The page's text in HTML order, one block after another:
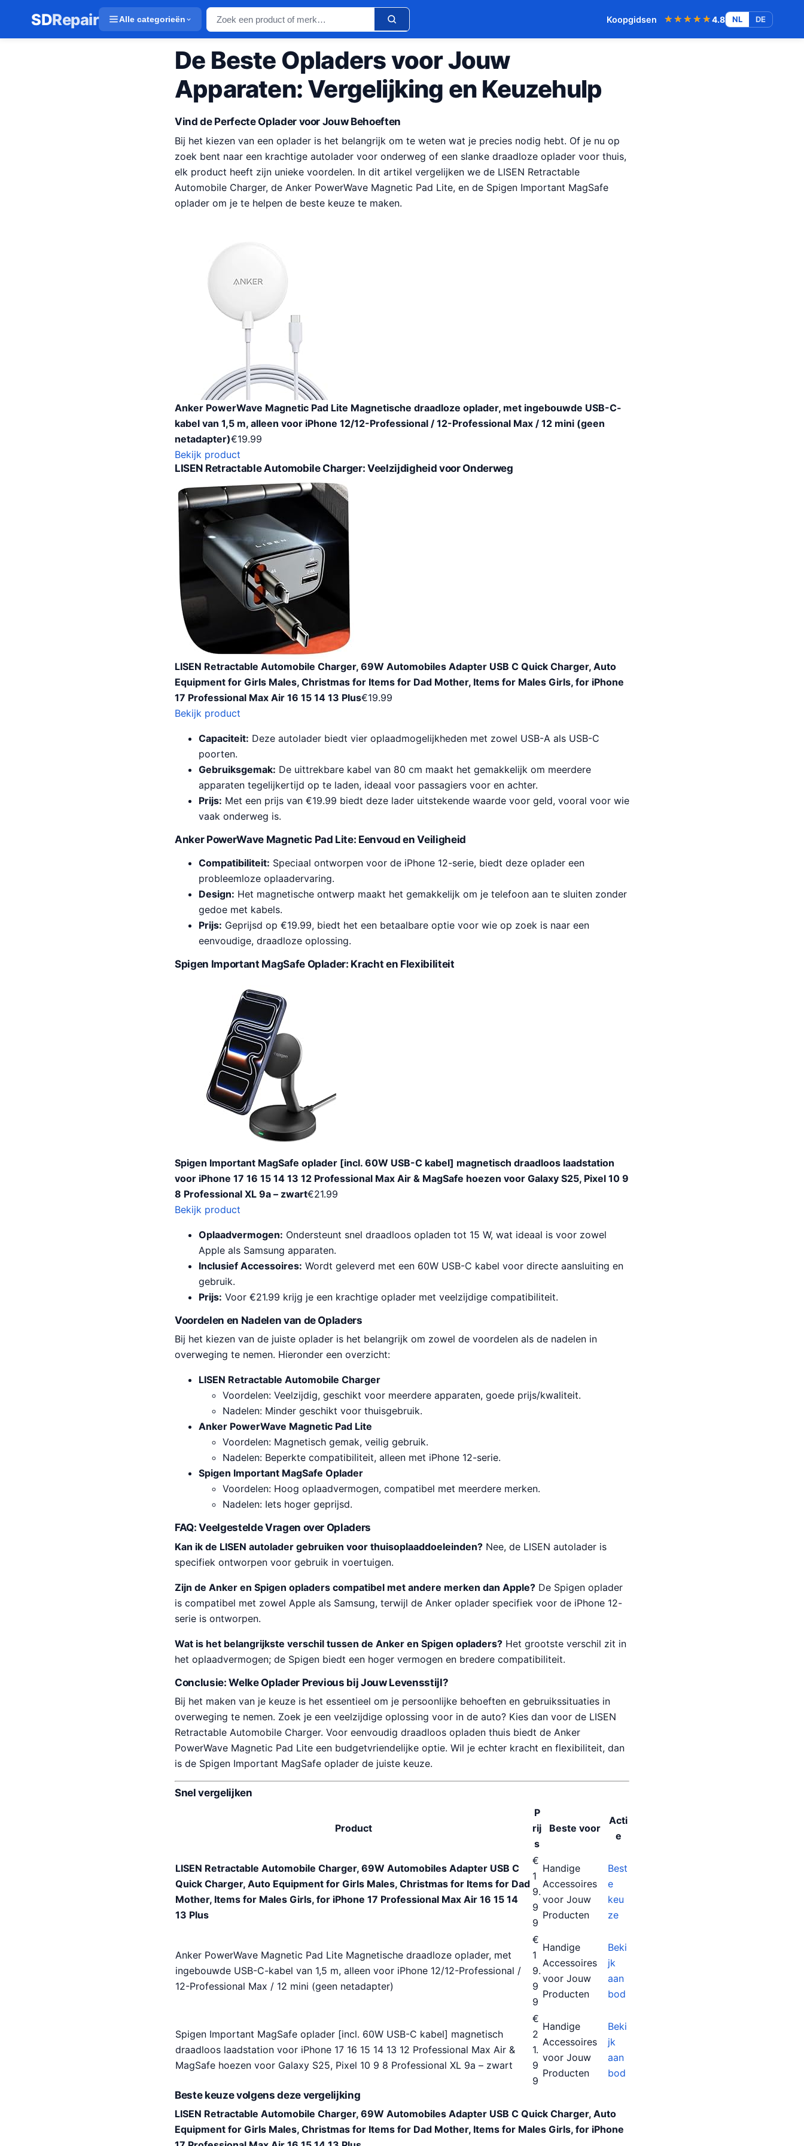
SDRepair Alle categorieën Koopgidsen ★★★★★
★★★★★4.8 NL DE
De Beste Opladers voor Jouw
Apparaten: Vergelijking en Keuzehulp
Vind de Perfecte Oplader voor Jouw Behoeften
Bij het kiezen van een oplader is het belangrijk om te weten wat je precies nodig hebt. Of je nu op
zoek bent naar een krachtige autolader voor onderweg of een slanke draadloze oplader voor thuis,
elk product heeft zijn unieke voordelen. In dit artikel vergelijken we de LISEN Retractable
Automobile Charger, de Anker PowerWave Magnetic Pad Lite, en de Spigen Important MagSafe
oplader om je te helpen de beste keuze te maken.
Anker PowerWave Magnetic Pad Lite Magnetische draadloze oplader, met ingebouwde USB-C-
kabel van 1,5 m, alleen voor iPhone 12/12-Professional / 12-Professional Max / 12 mini (geen
netadapter)€19.99
Bekijk product
LISEN Retractable Automobile Charger: Veelzijdigheid voor Onderweg
LISEN Retractable Automobile Charger, 69W Automobiles Adapter USB C Quick Charger, Auto
Equipment for Girls Males, Christmas for Items for Dad Mother, Items for Males Girls, for iPhone
17 Professional Max Air 16 15 14 13 Plus€19.99
Bekijk product
Capaciteit: Deze autolader biedt vier oplaadmogelijkheden met zowel USB-A als USB-C
poorten.
Gebruiksgemak: De uittrekbare kabel van 80 cm maakt het gemakkelijk om meerdere
apparaten tegelijkertijd op te laden, ideaal voor passagiers voor en achter.
Prijs: Met een prijs van €19.99 biedt deze lader uitstekende waarde voor geld, vooral voor wie
vaak onderweg is.
Anker PowerWave Magnetic Pad Lite: Eenvoud en Veiligheid
Compatibiliteit: Speciaal ontworpen voor de iPhone 12-serie, biedt deze oplader een
probleemloze oplaadervaring.
Design: Het magnetische ontwerp maakt het gemakkelijk om je telefoon aan te sluiten zonder
gedoe met kabels.
Prijs: Geprijsd op €19.99, biedt het een betaalbare optie voor wie op zoek is naar een
eenvoudige, draadloze oplossing.
Spigen Important MagSafe Oplader: Kracht en Flexibiliteit
Spigen Important MagSafe oplader [incl. 60W USB-C kabel] magnetisch draadloos laadstation
voor iPhone 17 16 15 14 13 12 Professional Max Air & MagSafe hoezen voor Galaxy S25, Pixel 10 9
8 Professional XL 9a – zwart€21.99
Bekijk product
Oplaadvermogen: Ondersteunt snel draadloos opladen tot 15 W, wat ideaal is voor zowel
Apple als Samsung apparaten.
Inclusief Accessoires: Wordt geleverd met een 60W USB-C kabel voor directe aansluiting en
gebruik.
Prijs: Voor €21.99 krijg je een krachtige oplader met veelzijdige compatibiliteit.
Voordelen en Nadelen van de Opladers
Bij het kiezen van de juiste oplader is het belangrijk om zowel de voordelen als de nadelen in
overweging te nemen. Hieronder een overzicht:
LISEN Retractable Automobile Charger
Voordelen: Veelzijdig, geschikt voor meerdere apparaten, goede prijs/kwaliteit.
Nadelen: Minder geschikt voor thuisgebruik.
Anker PowerWave Magnetic Pad Lite
Voordelen: Magnetisch gemak, veilig gebruik.
Nadelen: Beperkte compatibiliteit, alleen met iPhone 12-serie.
Spigen Important MagSafe Oplader
Voordelen: Hoog oplaadvermogen, compatibel met meerdere merken.
Nadelen: Iets hoger geprijsd.
FAQ: Veelgestelde Vragen over Opladers
Kan ik de LISEN autolader gebruiken voor thuisoplaaddoeleinden? Nee, de LISEN autolader is
specifiek ontworpen voor gebruik in voertuigen.
Zijn de Anker en Spigen opladers compatibel met andere merken dan Apple? De Spigen oplader
is compatibel met zowel Apple als Samsung, terwijl de Anker oplader specifiek voor de iPhone 12-
serie is ontworpen.
Wat is het belangrijkste verschil tussen de Anker en Spigen opladers? Het grootste verschil zit in
het oplaadvermogen; de Spigen biedt een hoger vermogen en bredere compatibiliteit.
Conclusie: Welke Oplader Previous bij Jouw Levensstijl?
Bij het maken van je keuze is het essentieel om je persoonlijke behoeften en gebruikssituaties in
overweging te nemen. Zoek je een veelzijdige oplossing voor in de auto? Kies dan voor de LISEN
Retractable Automobile Charger. Voor eenvoudig draadloos opladen thuis biedt de Anker
PowerWave Magnetic Pad Lite een budgetvriendelijke optie. Wil je echter kracht en flexibiliteit, dan
is de Spigen Important MagSafe oplader de juiste keuze.
Snel vergelijken
Product
P
rij
s
Beste voor
Acti
e
LISEN Retractable Automobile Charger, 69W Automobiles Adapter USB C
Quick Charger, Auto Equipment for Girls Males, Christmas for Items for Dad
Mother, Items for Males Girls, for iPhone 17 Professional Max Air 16 15 14
13 Plus
€
1
9.
9
9
Handige
Accessoires
voor Jouw
Producten
Best
e
keu
ze
Anker PowerWave Magnetic Pad Lite Magnetische draadloze oplader, met
ingebouwde USB-C-kabel van 1,5 m, alleen voor iPhone 12/12-Professional /
12-Professional Max / 12 mini (geen netadapter)
€
1
9.
9
9
Handige
Accessoires
voor Jouw
Producten
Beki
jk
aan
bod
Spigen Important MagSafe oplader [incl. 60W USB-C kabel] magnetisch
draadloos laadstation voor iPhone 17 16 15 14 13 12 Professional Max Air &
MagSafe hoezen voor Galaxy S25, Pixel 10 9 8 Professional XL 9a – zwart
€
2
1.
9
9
Handige
Accessoires
voor Jouw
Producten
Beki
jk
aan
bod
Beste keuze volgens deze vergelijking
LISEN Retractable Automobile Charger, 69W Automobiles Adapter USB C Quick Charger, Auto
Equipment for Girls Males, Christmas for Items for Dad Mother, Items for Males Girls, for iPhone